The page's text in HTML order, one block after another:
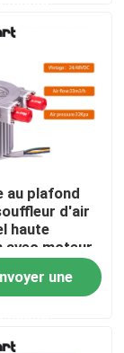
au plafond
d'air
haute
avec moteur
à trois
une